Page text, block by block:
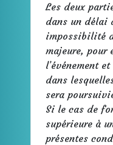
Les deux
dans un délai
impossibilité
majeure, pour
l’événement
dans
sera
Si le cas de
supérieure à
présentes